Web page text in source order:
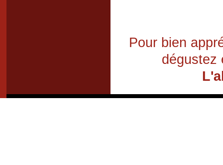
Pour bien
dégustez